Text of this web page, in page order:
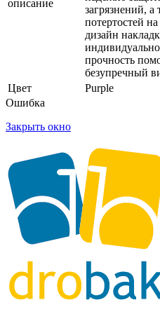
описание
загрязнений,
потертостей
дизайн
прочность
безупречный
Цвет
Purple
Ошибка
Закрыть окно